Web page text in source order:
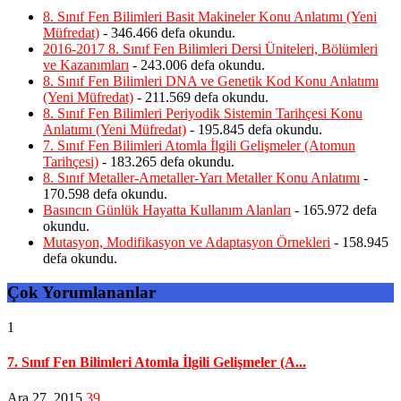
8. Sınıf Fen Bilimleri Basit Makineler Konu Anlatımı (Yeni
Müfredat) - 346.466 defa okundu.
2016-2017 8. Sınıf Fen Bilimleri Dersi Üniteleri, Bölümleri
ve Kazanımları - 243.006 defa okundu.
8. Sınıf Fen Bilimleri DNA ve Genetik Kod Konu Anlatımı
(Yeni Müfredat) - 211.569 defa okundu.
8. Sınıf Fen Bilimleri Periyodik Sistemin Tarihçesi Konu
Anlatımı (Yeni Müfredat) - 195.845 defa okundu.
7. Sınıf Fen Bilimleri Atomla İlgili Gelişmeler (Atomun
Tarihçesi) - 183.265 defa okundu.
8. Sınıf Metaller-Ametaller-Yarı Metaller Konu Anlatımı -
170.598 defa okundu.
Basıncın Günlük Hayatta Kullanım Alanları - 165.972 defa
okundu.
Mutasyon, Modifikasyon ve Adaptasyon Örnekleri - 158.945
defa okundu.
Çok Yorumlananlar
1
7. Sınıf Fen Bilimleri Atomla İlgili Gelişmeler (A...
Ara 27, 2015 39